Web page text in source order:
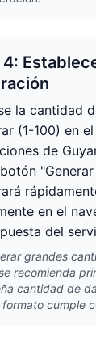
4:
la cantidad
(1-100) en
de
en el
del
grandes
recomienda
cantidad de
cumple